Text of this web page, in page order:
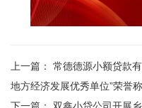
上一篇： 常德德源小额贷款
地方经济发展优秀单位”荣誉